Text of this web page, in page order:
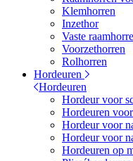
Klemhorren
Inzethor
Vaste
Voorzethorren
Rolhorren
Hordeuren
Hordeuren
Hordeur voor
Hordeuren
Hordeur voor
Hordeur voor
Hordeuren op